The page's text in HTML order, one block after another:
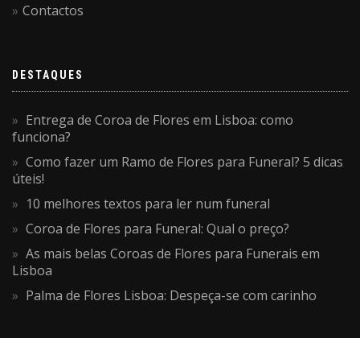
Contactos
DESTAQUES
Entrega de Coroa de Flores em Lisboa: como
funciona?
Como fazer um Ramo de Flores para Funeral? 5 dicas
úteis!
10 melhores textos para ler num funeral
Coroa de Flores para Funeral: Qual o preço?
As mais belas Coroas de Flores para Funerais em
Lisboa
Palma de Flores Lisboa: Despeça-se com carinho